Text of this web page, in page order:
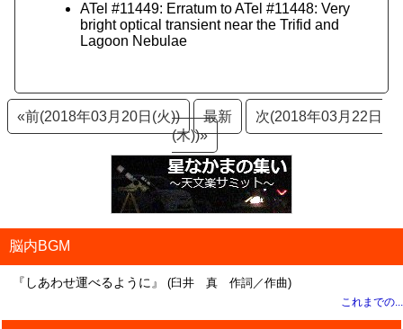
ATel #11449: Erratum to ATel #11448: Very
bright optical transient near the Trifid and
Lagoon Nebulae
«前(2018年03月20日(火)) 最新
次(2018年03月22日
(木))»
脳内BGM
『しあわせ運べるように』 (臼井 真 作詞／作曲)
これまでの...